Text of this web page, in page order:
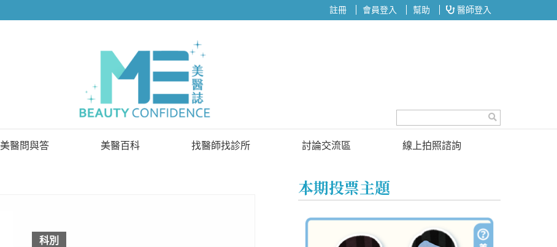
註冊 會員登入 幫助 醫師登入
美醫問與答 美醫百科 找醫師找診所 討論交流區
投票區
線上拍照諮詢
科別
本期投票主題